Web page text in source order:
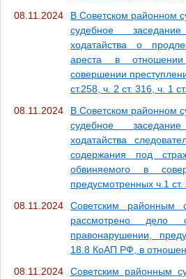
08.11.2024
В Советском районном
судебное
ходатайства о
ареста в
совершении
ст.258, ч. 2 ст. 316, ч. 1
08.11.2024
В Советском районном
судебное
ходатайства
содержания под
обвиняемого в
предусмотренных ч.1
08.11.2024
Советским районным
рассмотрено дело
правонарушении,
18.8 КоАП РФ, в
08.11.2024
Советским районным